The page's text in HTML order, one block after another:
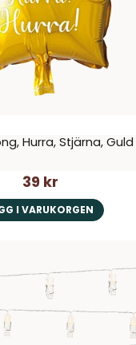
Hurra, Stjärna, Guld
39 kr
I VARUKORGEN